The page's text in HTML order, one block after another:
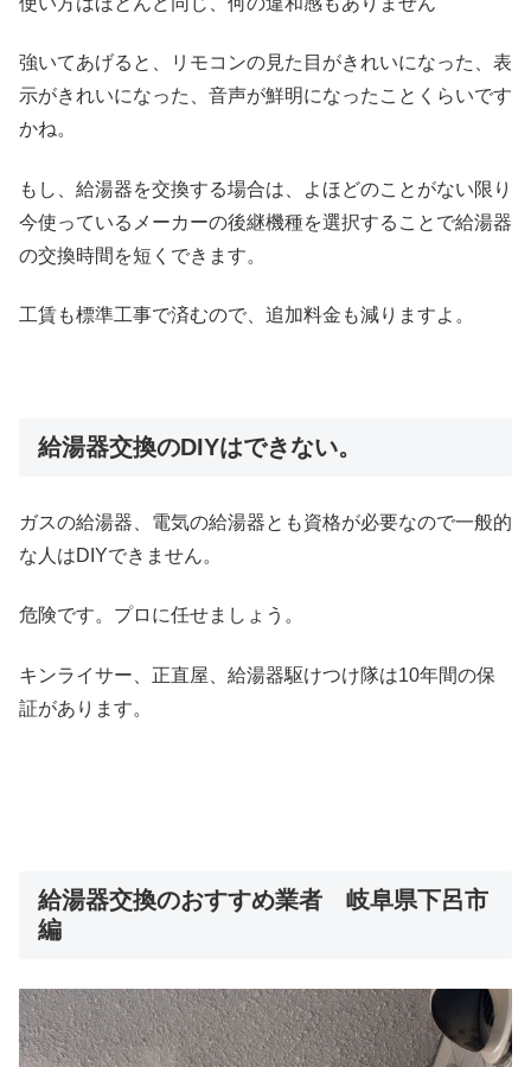
強いてあげると、リモコンの見た目がきれいになった、表
示がきれいになった、音声が鮮明になったことくらいです
かね。
もし、給湯器を交換する場合は、よほどのことがない限り
今使っているメーカーの後継機種を選択することで給湯器
の交換時間を短くできます。
工賃も標準工事で済むので、追加料金も減りますよ。
給湯器交換のDIYはできない。
ガスの給湯器、電気の給湯器とも資格が必要なので一般的
な人はDIYできません。
危険です。プロに任せましょう。
キンライサー、正直屋、給湯器駆けつけ隊は10年間の保
証があります。
給湯器交換のおすすめ業者 岐阜県下呂市
編